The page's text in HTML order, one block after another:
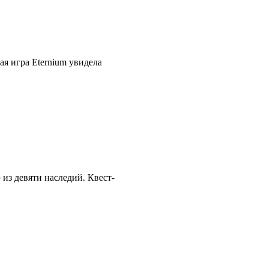
игра Eternium увидела
девяти наследий. Квест-